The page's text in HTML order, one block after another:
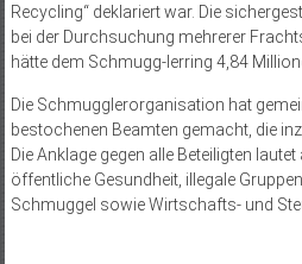
Recycling“ deklariert war. Die
bei der Durchsuchung mehrerer
hätte dem Schmugg­­­-lerring 4,84
Die Schmugglerorganisation hat
bestochenen Beamten gemacht, die
Die Anklage gegen alle Beteiligten
öffentliche Gesundheit, illegale
Schmuggel sowie Wirtschafts- und